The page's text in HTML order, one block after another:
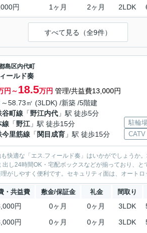
円 1ヶ月 2ヶ月 2LDK
すべて見る（全9件）
島区内代町
ールド奏
円～18.5万円 管理/共益費13,000円
58.73㎡ (3LDK) /新築 /5階建
谷町線 「野江内代 」駅 徒歩5分
線 「野江 」駅 徒歩15分
今里筋線 「 関目成育 」駅 徒歩15分
駐輪
CATV
快適な「エス.フィールド奏」はいかがでしょうか
し24時間OK・宅配ボックスなどが揃っており、
がしやすく便利です。セキュリティ面は、オート
・共益費 敷金/保証金 礼金 間取り
円 0ヶ月 0ヶ月 3LDK
円 0ヶ月 0ヶ月 3LDK